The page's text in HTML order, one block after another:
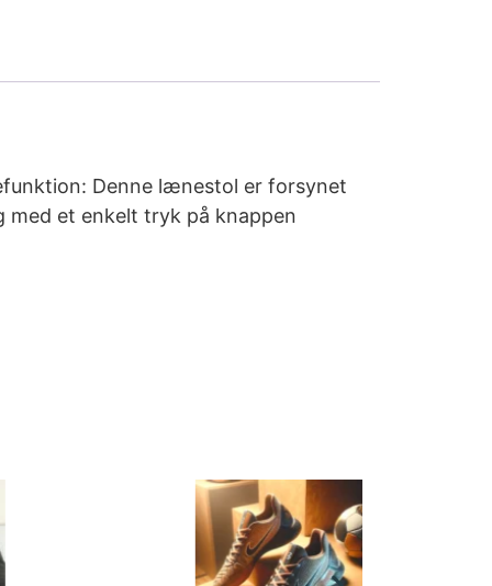
Denne lænestol er forsynet
et enkelt tryk på knappen